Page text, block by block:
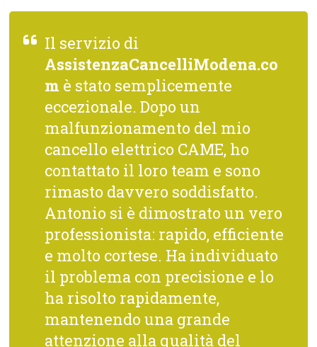
Il servizio di
AssistenzaCancelliModena.co
m è stato semplicemente
eccezionale. Dopo un
malfunzionamento del mio
cancello elettrico CAME, ho
contattato il loro team e sono
rimasto davvero soddisfatto.
Antonio si è dimostrato un vero
professionista: rapido, efficiente
e molto cortese. Ha individuato
il problema con precisione e lo
ha risolto rapidamente,
mantenendo una grande
attenzione alla qualità del